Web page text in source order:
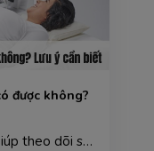
được không?
Khám thai là bước quan trọng giúp theo dõi sự phát triển của thai nhi và phát hiện sớm các bất thườn...